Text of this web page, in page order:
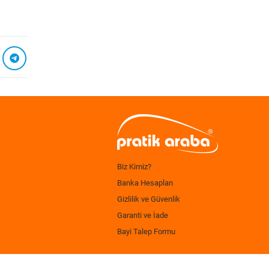
Biz Kimiz?
Banka Hesapları
Gizlilik ve Güvenlik
Garanti ve İade
Bayi Talep Formu